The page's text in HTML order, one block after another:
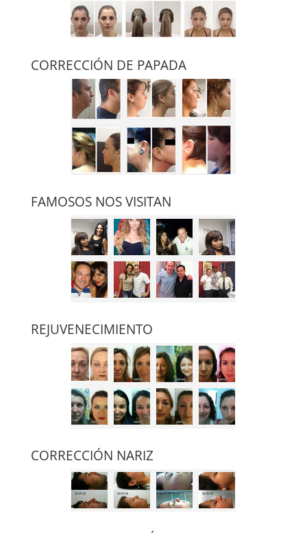
CORRECCIÓN DE PAPADA
FAMOSOS NOS VISITAN
REJUVENECIMIENTO
CORRECCIÓN NARIZ